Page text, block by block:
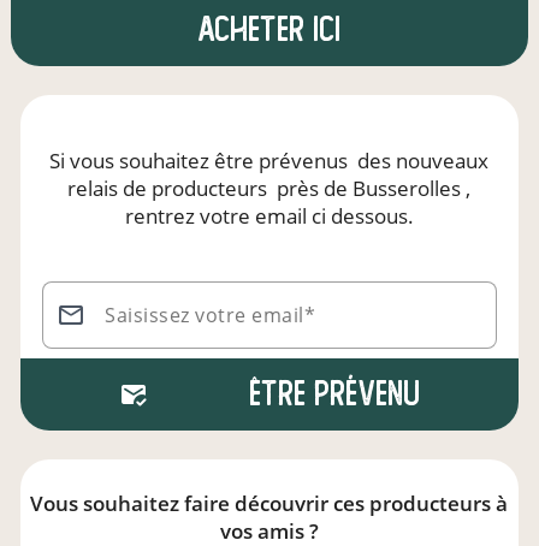
Acheter ici
Si vous souhaitez être prévenus des nouveaux
relais de producteurs près de Busserolles ,
rentrez votre email ci dessous.
Saisissez votre email*
Être prévenu
Vous souhaitez faire découvrir ces producteurs à
vos amis ?